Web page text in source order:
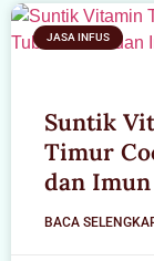
JASA INFUS
Suntik
Timur
dan
BACA